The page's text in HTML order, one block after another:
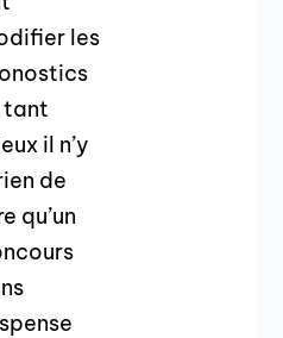
les
tant
il n’y
de
qu’un